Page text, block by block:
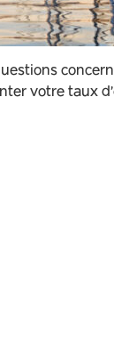
votre taux